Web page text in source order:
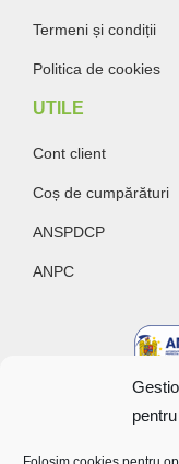
Termeni și condiții
Politica de cookies
UTILE
Cont client
Coș de cumpărături
ANSPDCP
ANPC